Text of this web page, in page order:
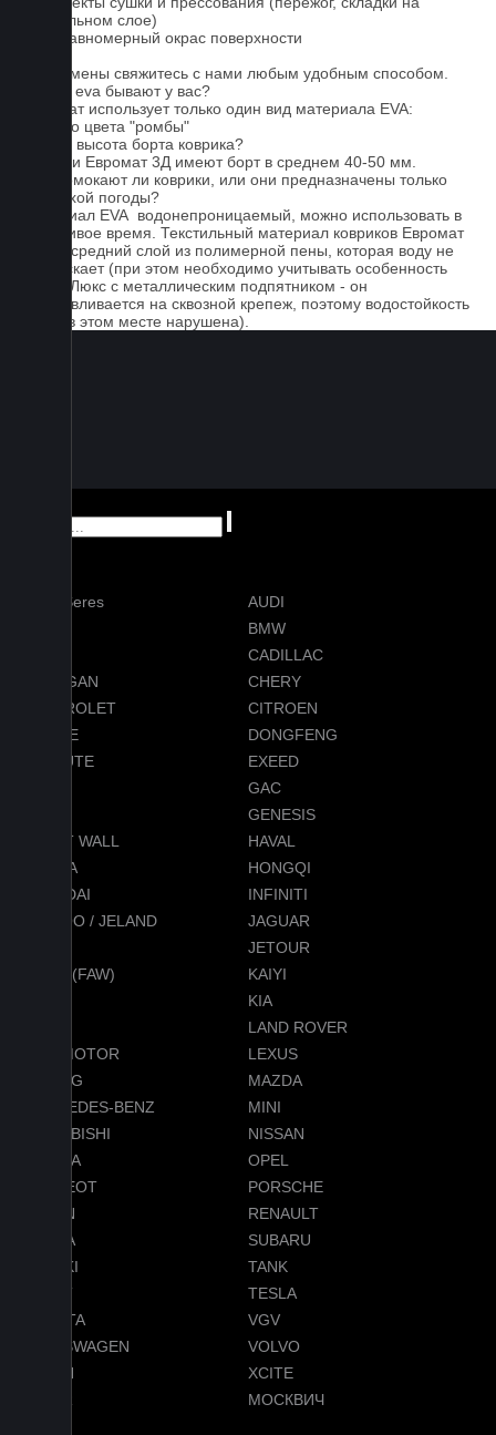
текстильном слое)
3. Неравномерный окрас поверхности
Для замены свяжитесь с нами любым удобным способом.
Серые eva бывают у вас?
Евромат использует только один вид материала EVA:
черного цвета "ромбы"
Какова высота борта коврика?
Коврики Евромат 3Д имеют борт в среднем 40-50 мм.
Не промокают ли коврики, или они предназначены только
для сухой погоды?
Материал EVA водонепроницаемый, можно использовать в
дождливое время. Текстильный материал ковриков Евромат
имеет средний слой из полимерной пены, которая воду не
пропускает (при этом необходимо учитывать особенность
серии Люкс с металлическим подпятником - он
устанавливается на сквозной крепеж, поэтому водостойкость
ковра в этом месте нарушена).
AITO Seres
AUDI
BMW
CADILLAC
CHANGAN
CHERY
CHEVROLET
CITROEN
DODGE
DONGFENG
EVOLUTE
EXEED
GAC
GENESIS
GREAT WALL
HAVAL
HONDA
HONGQI
HYUNDAI
INFINITI
JAECOO / JELAND
JAGUAR
JETOUR
JETTA (FAW)
KAIYI
KIA
LAND ROVER
LEAPMOTOR
LEXUS
LIXIANG
MAZDA
MERCEDES-BENZ
MINI
MITSUBISHI
NISSAN
OMODA
OPEL
PEUGEOT
PORSCHE
RAVON
RENAULT
SKODA
SUBARU
SUZUKI
TANK
TENET
TESLA
TOYOTA
VGV
VOLKSWAGEN
VOLVO
VOYAH
XCITE
МОСКВИЧ